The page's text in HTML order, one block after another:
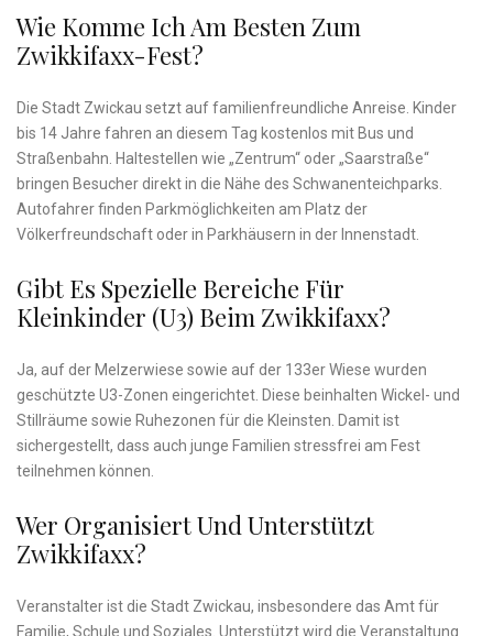
Wie Komme Ich Am Besten Zum
Zwikkifaxx-Fest?
Die Stadt Zwickau setzt auf familienfreundliche Anreise. Kinder
bis 14 Jahre fahren an diesem Tag kostenlos mit Bus und
Straßenbahn. Haltestellen wie „Zentrum“ oder „Saarstraße“
bringen Besucher direkt in die Nähe des Schwanenteichparks.
Autofahrer finden Parkmöglichkeiten am Platz der
Völkerfreundschaft oder in Parkhäusern in der Innenstadt.
Gibt Es Spezielle Bereiche Für
Kleinkinder (U3) Beim Zwikkifaxx?
Ja, auf der Melzerwiese sowie auf der 133er Wiese wurden
geschützte U3-Zonen eingerichtet. Diese beinhalten Wickel- und
Stillräume sowie Ruhezonen für die Kleinsten. Damit ist
sichergestellt, dass auch junge Familien stressfrei am Fest
teilnehmen können.
Wer Organisiert Und Unterstützt
Zwikkifaxx?
Veranstalter ist die Stadt Zwickau, insbesondere das Amt für
Familie, Schule und Soziales. Unterstützt wird die Veranstaltung